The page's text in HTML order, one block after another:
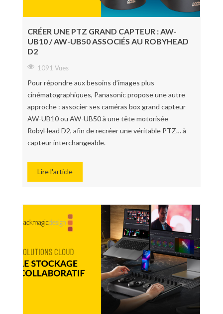
CRÉER UNE PTZ GRAND CAPTEUR : AW-
UB10 / AW-UB50 ASSOCIÉS AU ROBYHEAD
D2
1091 Vues
Pour répondre aux besoins d’images plus
cinématographiques, Panasonic propose une autre
approche : associer ses caméras box grand capteur
AW-UB10 ou AW-UB50 à une tête motorisée
RobyHead D2, afin de recréer une véritable PTZ… à
capteur interchangeable.
Lire l'article